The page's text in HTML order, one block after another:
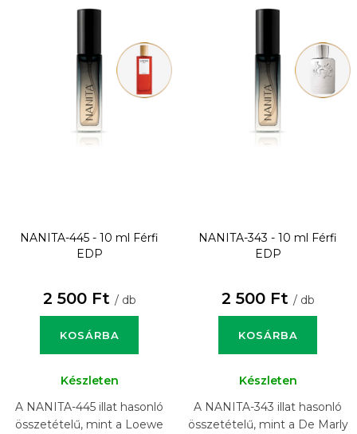
NANITA-445 - 10 ml
Férfi
EDP
2 500 Ft / db
KOSÁRBA
Készleten
A NANITA-445 illat hasonló
összetételű, mint a Loewe
NANITA-343 - 10 ml
Férfi
EDP
2 500 Ft / db
KOSÁRBA
Készleten
A NANITA-343 illat hasonló
összetételű, mint a De Marly